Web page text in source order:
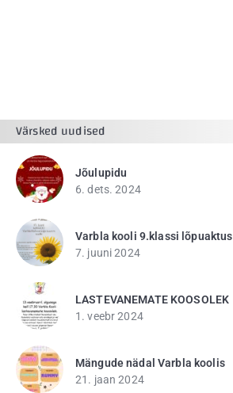
Värsked uudised
Jõulupidu
6. dets. 2024
Varbla kooli 9.klassi lõpuaktus
7. juuni 2024
LASTEVANEMATE KOOSOLEK
1. veebr 2024
Mängude nädal Varbla koolis
21. jaan 2024